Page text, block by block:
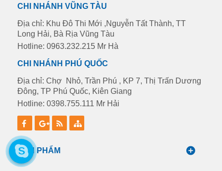
CHI NHÁNH VŨNG TÀU
Địa chỉ: Khu Đô Thi Mới ,Nguyễn Tất Thành, TT
Long Hải, Bà Rịa Vũng Tàu
Hotline: 0963.232.215 Mr Hà
CHI NHÁNH PHÚ QUỐC
Địa chỉ: Chợ Nhỏ, Trần Phú , KP 7, Thị Trấn Dương
Đông, TP Phú Quốc, Kiên Giang
Hotline: 0398.755.111 Mr Hải
SẢN PHẨM